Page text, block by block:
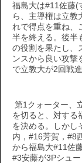
福島大は#11佐藤(
ら、主導権は立教
れで得点を重ね、
半を終える。後半
の役割を果たし、
ンスから良い攻撃
で立教大が2回戦
第1クォーター、
を切ると、対する
を決める。しかし
内，#16芳賀，#8
から福島大#11佐
#3安藤が3Pシュ